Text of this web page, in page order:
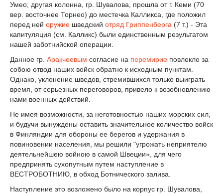
Умео; другая колонна, гр. Шувалова, прошла от г. Кеми (70
вер. восточнее Торнео) до местечка Калликса, где положил
перед ней оружие шведский отряд Гриппенберга (7 т.) - Эта
капитуляция (см. Калликс) были единственным результатом
нашей заботнийской операции.
Данное гр. Аракчеевым согласие на перемирие повлекло за
собою отвод наших войск обратно к исходным пунктам.
Однако, уклонение шведов, стремившихся только выиграть
время, от серьезных переговоров, привело к возобновлению
нами военных действий.
Не имея возможности, за неготовностью наших морских сил,
и будучи вынуждены оставить значительное количество войск
в Финляндии для обороны ее берегов и удержания в
повиновении населения, мы решили "угрожать неприятелю
деятельнейшею войною в самой Швеции», для чего
предпринять сухопутным путем наступление в
ВЕСТРОБОТНИЮ, в обход Ботнического залива.
Наступление это возложено было на корпус гр. Шувалова,